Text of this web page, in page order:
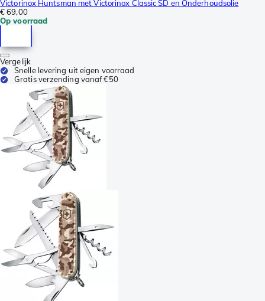
Victorinox Huntsman met Victorinox Classic SD en Onderhoudsolie
€ 69,00
Op voorraad
Vergelijk
Snelle levering uit eigen voorraad
Gratis verzending vanaf €50